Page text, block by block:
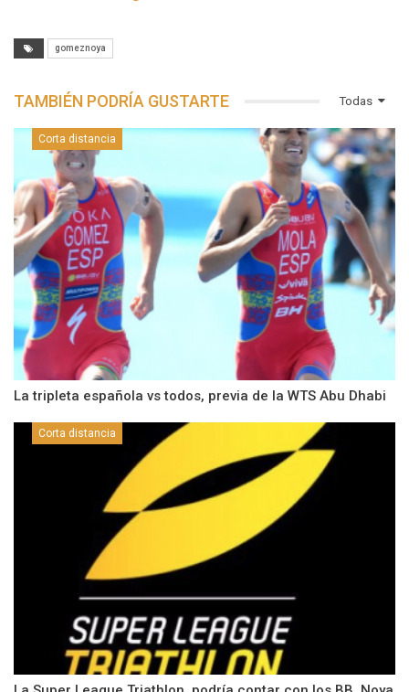
gomeznoya
Todas
TAMBIÉN PODRÍA GUSTARTE
Corta distancia
La tripleta española vs todos, previa de la WTS Abu Dhabi
Corta distancia